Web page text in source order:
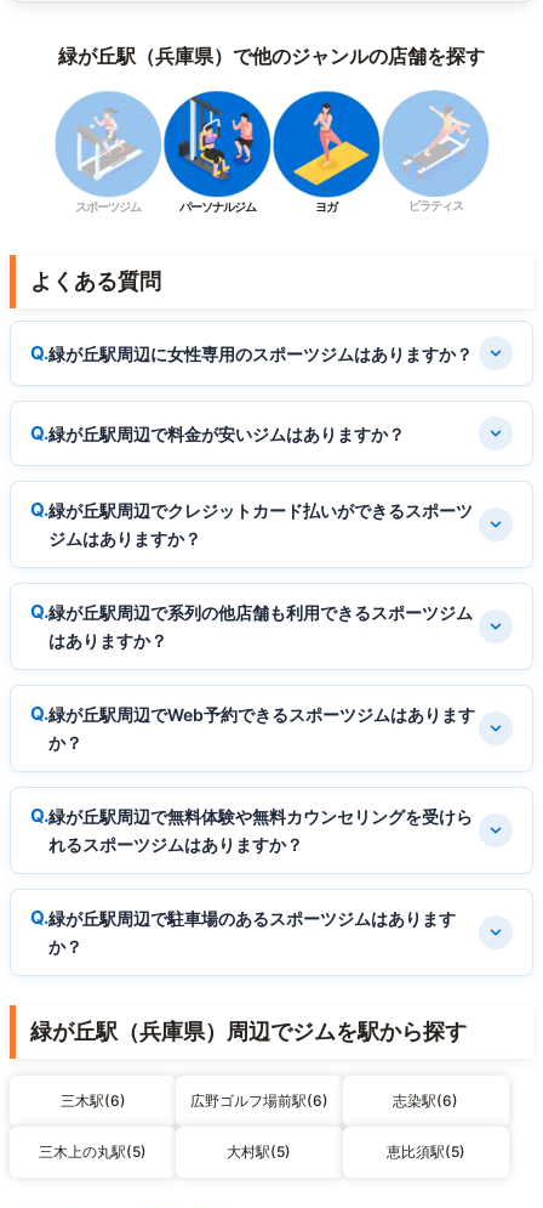
緑が丘駅（兵庫県）で他のジャンルの店舗を探す
スポーツジム パーソナルジム ヨガ ピラティス
よくある質問
緑が丘駅周辺に女性専用のスポーツジムはありますか？
緑が丘駅周辺で料金が安いジムはありますか？
緑が丘駅周辺でクレジットカード払いができるスポーツ
ジムはありますか？
緑が丘駅周辺で系列の他店舗も利用できるスポーツジム
はありますか？
緑が丘駅周辺でWeb予約できるスポーツジムはあります
か？
緑が丘駅周辺で無料体験や無料カウンセリングを受けら
れるスポーツジムはありますか？
緑が丘駅周辺で駐車場のあるスポーツジムはあります
か？
緑が丘駅（兵庫県）周辺でジムを駅から探す
三木駅(6) 広野ゴルフ場前駅(6) 志染駅(6)
三木上の丸駅(5) 大村駅(5) 恵比須駅(5)